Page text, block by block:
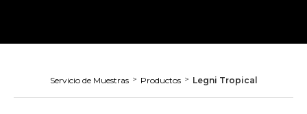
Servicio de Muestras > Productos > Legni Tropical